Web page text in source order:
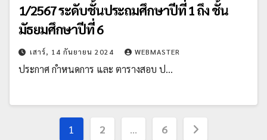
1/2567 ระดับชั้นประถมศึกษาปีที่ 1 ถึง ชั้น
มัธยมศึกษาปีที่ 6
เสาร์, 14 กันยายน 2024 WEBMASTER
ประกาศ กำหนดการ และ ตารางสอบ ป…
1 2 … 6